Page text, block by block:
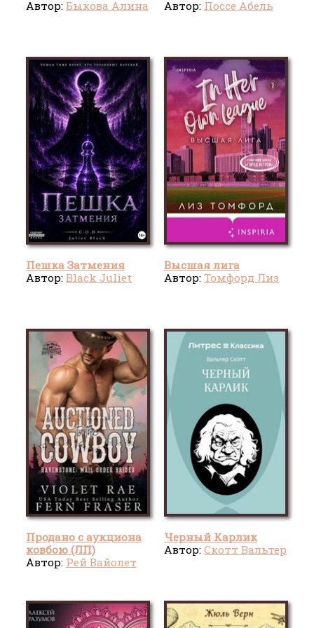
Автор: Быкова Алина
Автор: Поссе Абель
Пешка Затмения
Автор: Black Juliet
Высшая лига
Автор: Томфорд Лиз
Продано с аукциона
ковбою (ЛП)
Автор: Рей Вайолет
Черный Карлик
Автор: Скотт Вальтер